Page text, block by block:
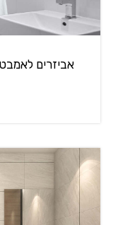
אביזרים